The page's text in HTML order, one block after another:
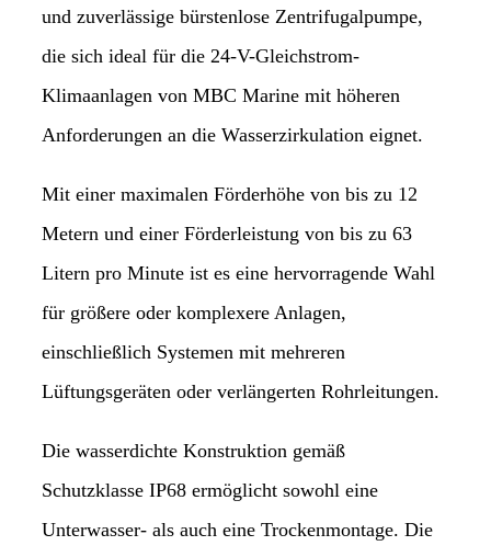
und zuverlässige bürstenlose Zentrifugalpumpe,
die sich ideal für die 24-V-Gleichstrom-
Klimaanlagen von MBC Marine mit höheren
Anforderungen an die Wasserzirkulation eignet.
Mit einer maximalen Förderhöhe von bis zu 12
Metern und einer Förderleistung von bis zu 63
Litern pro Minute ist es eine hervorragende Wahl
für größere oder komplexere Anlagen,
einschließlich Systemen mit mehreren
Lüftungsgeräten oder verlängerten Rohrleitungen.
Die wasserdichte Konstruktion gemäß
Schutzklasse IP68 ermöglicht sowohl eine
Unterwasser- als auch eine Trockenmontage. Die